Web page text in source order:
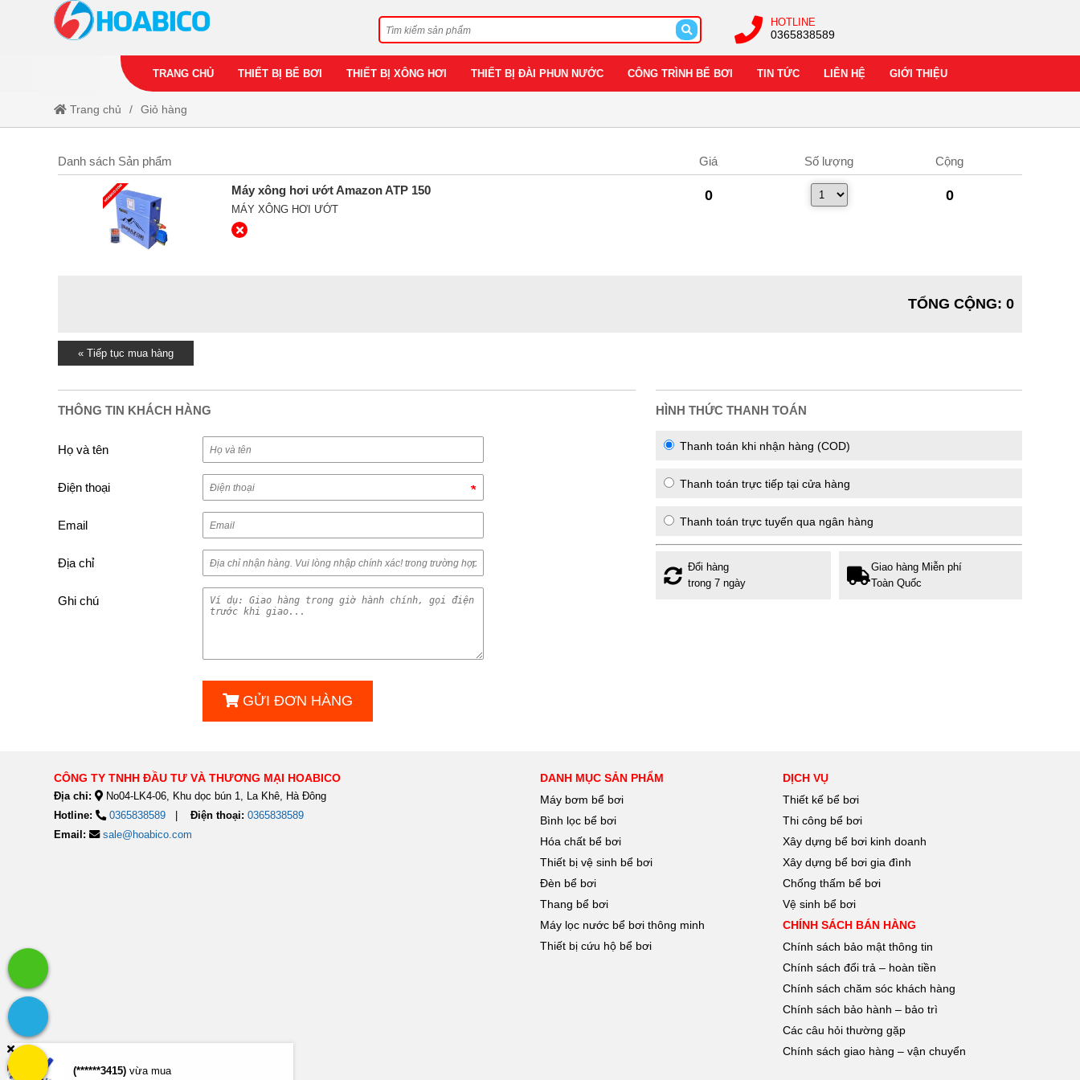
HOTLINE
0365838589
TRANG CHỦ THIẾT BỊ BỂ BƠI THIẾT BỊ XÔNG HƠI THIẾT BỊ ĐÀI PHUN NƯỚC CÔNG TRÌNH BỂ BƠI TIN TỨC LIÊN HỆ GIỚI THIỆU
Trang chủ Giỏ hàng
Danh sách Sản phẩm Giá Số lượng Cộng
Máy xông hơi ướt Amazon ATP 150
MÁY XÔNG HƠI ƯỚT
0 0
TỔNG CỘNG: 0
« Tiếp tục mua hàng
THÔNG TIN KHÁCH HÀNG
Họ và tên
Điện thoại
Email
Địa chỉ
Ghi chú
GỬI ĐƠN HÀNG
HÌNH THỨC THANH TOÁN
Thanh toán khi nhận hàng (COD)
Thanh toán trực tiếp tại cửa hàng
Thanh toán trực tuyến qua ngân hàng
Đổi hàng
trong 7 ngày
Giao hàng Miễn phí
Toàn Quốc
CÔNG TY TNHH ĐẦU TƯ VÀ THƯƠNG MẠI HOABICO
Địa chỉ:
No04-LK4-06, Khu dọc bún 1, La Khê, Hà Đông
Hotline:
0365838589 Điện thoại: 0365838589
Email:
sale@hoabico.com
DANH MỤC SẢN PHẨM
Máy bơm bể bơi
Bình lọc bể bơi
Hóa chất bể bơi
Thiết bị vệ sinh bể bơi
Đèn bể bơi
Thang bể bơi
Máy lọc nước bể bơi thông minh
Thiết bị cứu hộ bể bơi
DỊCH VỤ
Thiết kế bể bơi
Thi công bể bơi
Xây dựng bể bơi kinh doanh
Xây dựng bể bơi gia đình
Chống thấm bể bơi
Vệ sinh bể bơi
CHÍNH SÁCH BÁN HÀNG
Chính sách bảo mật thông tin
Chính sách đổi trả – hoàn tiền
Chính sách chăm sóc khách hàng
Chính sách bảo hành – bảo trì
Các câu hỏi thường gặp
Chính sách giao hàng – vận chuyển
(******3415) vừa mua